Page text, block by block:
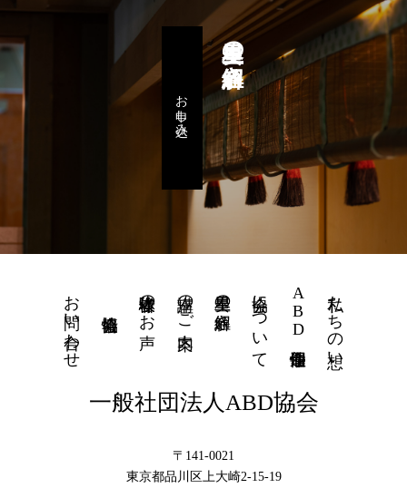
星里奏の紐解き
お申し込み
私たちの想い
ABD個性運命學
協会について
星里奏の紐解き
講座のご案内
体験者様のお声
お問い合わせ
一般社団法人ABD協会
〒141-0021
東京都品川区上大崎2-15-19